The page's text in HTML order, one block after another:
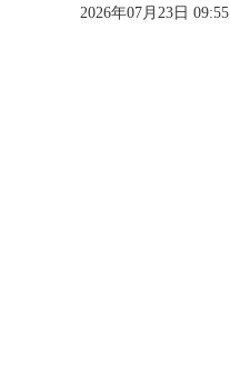
2026年07月23日 09:55